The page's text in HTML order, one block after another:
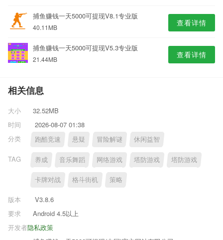
捕鱼赚钱一天5000可提现V8.1专业版
40.11MB 查看详情
捕鱼赚钱一天5000可提现V5.3专业版
21.44MB 查看详情
相关信息
大小
32.52MB
时间
2026-08-07 01:38
分类
跑酷竞速 悬疑 冒险解谜 休闲益智
TAG 养成 音乐舞蹈 网络游戏 塔防游戏 塔防游戏
卡牌对战 格斗街机 策略
版本
V3.8.6
要求
Android 4.5以上
隐私政策
开发者